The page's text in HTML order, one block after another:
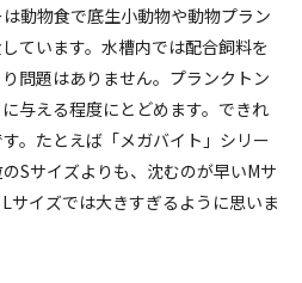
動物食で底生小動物や動物プラン
ています。水槽内では配合飼料を
問題はありません。プランクトン
与える程度にとどめます。できれ
。たとえば「メガバイト」シリー
Sサイズよりも、沈むのが早いMサ
サイズでは大きすぎるように思いま